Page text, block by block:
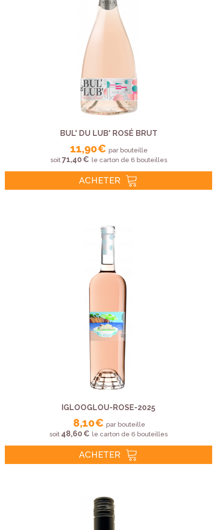
BUL' DU LUB' ROSÉ BRUT
11,90 € par bouteille
soit 71,40 € le carton de 6 bouteilles
ACHETER
IGLOOGLOU-ROSE-2025
8,10 € par bouteille
soit 48,60 € le carton de 6 bouteilles
ACHETER